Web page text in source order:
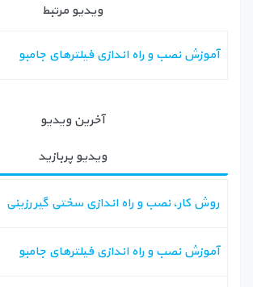
ویدیو مرتبط
آموزش نصب و راه اندازی فیلترهای جامبو
آخرین ویدیو
ویدیو پربازید
روش کار، نصب و راه اندازی سختی گیر رزینی
آموزش نصب و راه اندازی فیلترهای جامبو